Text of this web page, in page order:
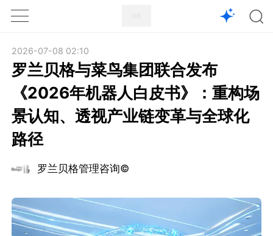
1X
2026-07-08 02:10
罗兰贝格与菜鸟集团联合发布
《2026年机器人白皮书》：重构场
景认知、透视产业链变革与全球化
路径
罗兰贝格管理咨询©